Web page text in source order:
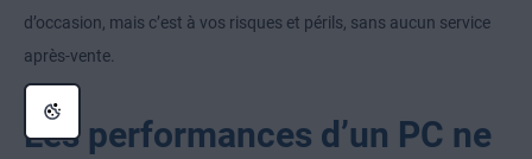
d’occasion, mais c’est à vos risques et périls, sans aucun service
après-vente.
Les performances d’un PC ne